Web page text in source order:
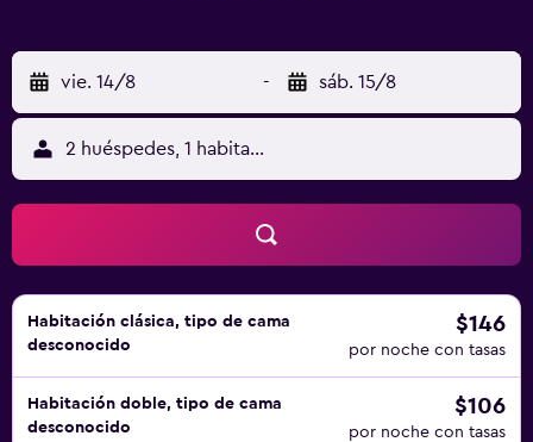
servicios de ocio y esparcimiento incluyen sauna. No se
permite la entrada al centro de bienestar, al gimnasio y al
hidromasaje a huéspedes menores de 14 años. Se pueden
practicar las actividades de ocio y esparcimiento que se
indican más abajo en las instalaciones o cerca del
alojamiento (es posible que se aplique un recargo).
vie. 14/8 - sáb. 15/8
2 huéspedes, 1 habitación
Habitación clásica, tipo de cama
desconocido
$146
por noche con tasas
Habitación doble, tipo de cama
desconocido
$106
por noche con tasas